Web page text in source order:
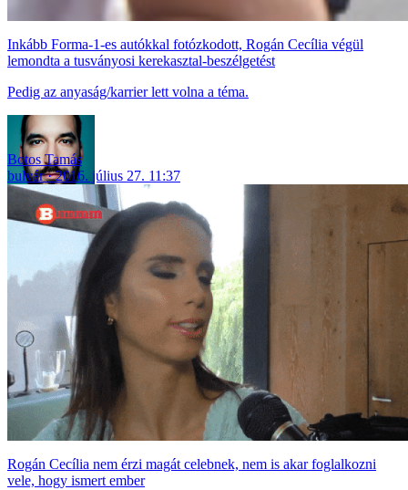
Inkább Forma-1-es autókkal fotózkodott, Rogán Cecília végül
lemondta a tusványosi kerekasztal-beszélgetést
Pedig az anyaság/karrier lett volna a téma.
Botos Tamás
bulvár
2016. július 27. 11:37
Rogán Cecília nem érzi magát celebnek, nem is akar foglalkozni
vele, hogy ismert ember